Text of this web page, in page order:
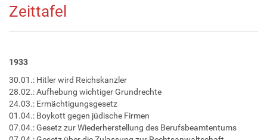
Zeittafel
1933
30.01.: Hitler wird Reichskanzler
28.02.: Aufhebung wichtiger Grundrechte
24.03.: Ermächtigungsgesetz
01.04.: Boykott gegen jüdische Firmen
07.04.: Gesetz zur Wiederherstellung des Berufsbeamtentums